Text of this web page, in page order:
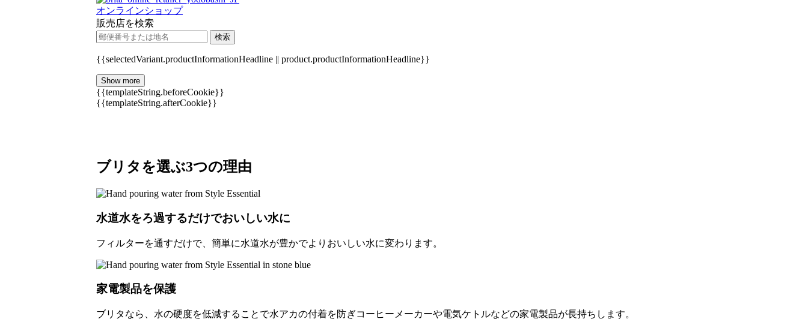
オンラインショップ
販売店を検索
検索
{{selectedVariant.productInformationHeadline || product.productInformationHeadline}}
Show more
{{templateString.beforeCookie}}
{{templateString.afterCookie}}
ブリタを選ぶ3つの理由
水道水をろ過するだけでおいしい水に
フィルターを通すだけで、簡単に水道水が豊かでよりおいしい水に変わります。
家電製品を保護
ブリタなら、水の硬度を低減することで水アカの付着を防ぎコーヒーメーカーや電気ケトルなどの家電製品が長持ちします。